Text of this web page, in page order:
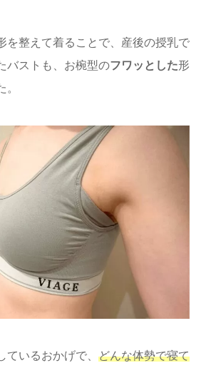
を整えて着ることで、産後の授乳で
バストも、お椀型のフワッとした形
ているおかげで、 どんな体勢で寝て